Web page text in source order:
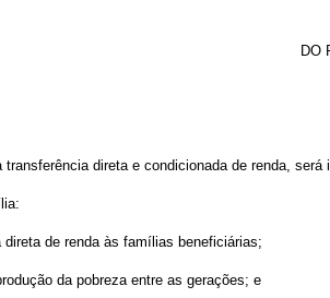
DO
direta e condicionada de renda,
direta de renda às famílias beneficiárias;
da pobreza entre as gerações; e